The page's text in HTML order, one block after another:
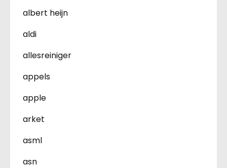
albert heijn
aldi
allesreiniger
appels
apple
arket
asml
asn